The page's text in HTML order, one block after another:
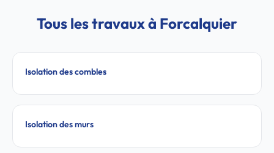
Tous les travaux à Forcalquier
Isolation des combles
Isolation des murs